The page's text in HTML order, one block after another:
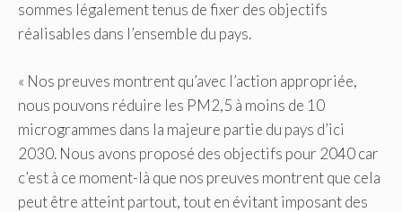
sommes légalement tenus de fixer des objectifs
réalisables dans l’ensemble du pays.
« Nos preuves montrent qu’avec l’action appropriée,
nous pouvons réduire les PM2,5 à moins de 10
microgrammes dans la majeure partie du pays d’ici
2030. Nous avons proposé des objectifs pour 2040 car
c’est à ce moment-là que nos preuves montrent que cela
peut être atteint partout, tout en évitant imposant des